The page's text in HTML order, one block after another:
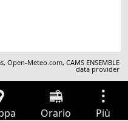
,Open-Meteo.com,CAMS ENSEMBLE
data provider
Orario Più